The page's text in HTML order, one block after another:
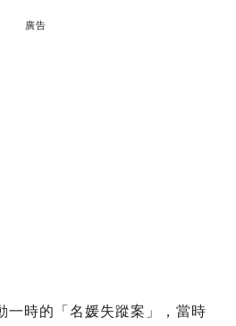
廣告
一時的「名媛失蹤案」，當時